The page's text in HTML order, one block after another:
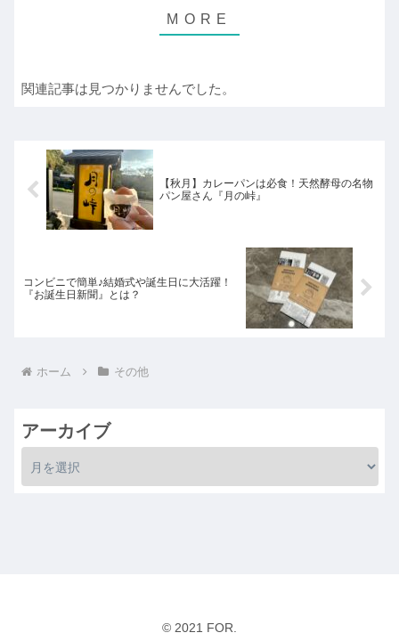
関連記事は見つかりませんでした。
【秋月】カレーパンは必食！天然酵母の名物
パン屋さん『月の峠』
コンビニで簡単♪結婚式や誕生日に大活躍！
『お誕生日新聞』とは？
ホーム その他
アーカイブ
© 2021 FOR.